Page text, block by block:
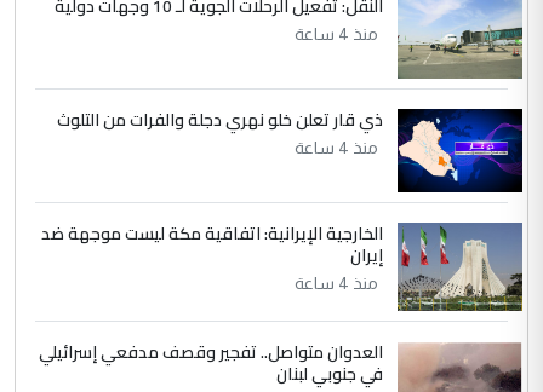
النقل: تفعيل الرحلات الجوية لـ 10 وجهات دولية
منذ 4 ساعة
ذي قار تعلن خلو نهري دجلة والفرات من التلوث
منذ 4 ساعة
الخارجية الإيرانية: اتفاقية مكة ليست موجهة ضد
إيران
منذ 4 ساعة
العدوان متواصل.. تفجير وقصف مدفعي إسرائيلي
في جنوبي لبنان